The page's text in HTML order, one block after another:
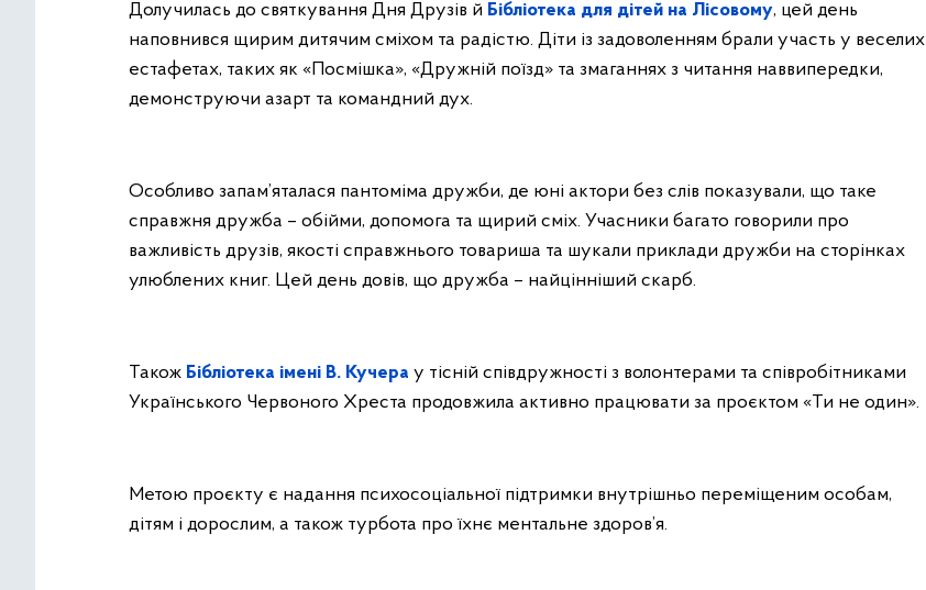
Долучилась до святкування Дня Друзів й Бібліотека для дітей на Лісовому, цей день
наповнився щирим дитячим сміхом та радістю. Діти із задоволенням брали участь у веселих
естафетах, таких як «Посмішка», «Дружній поїзд» та змаганнях з читання наввипередки,
демонструючи азарт та командний дух.
Особливо запам’яталася пантоміма дружби, де юні актори без слів показували, що таке
справжня дружба – обійми, допомога та щирий сміх. Учасники багато говорили про
важливість друзів, якості справжнього товариша та шукали приклади дружби на сторінках
улюблених книг. Цей день довів, що дружба – найцінніший скарб.
Також Бібліотека імені В. Кучера у тісній співдружності з волонтерами та співробітниками
Українського Червоного Хреста продовжила активно працювати за проєктом «Ти не один».
Метою проєкту є надання психосоціальної підтримки внутрішньо переміщеним особам,
дітям і дорослим, а також турбота про їхнє ментальне здоров’я.